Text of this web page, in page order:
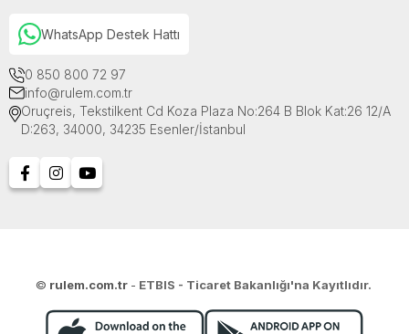
WhatsApp Destek Hattı
0 850 800 72 97
info@rulem.com.tr
Oruçreis, Tekstilkent Cd Koza Plaza No:264 B Blok Kat:26 12/A
D:263, 34000, 34235 Esenler/İstanbul
© rulem.com.tr - ETBIS - Ticaret Bakanlığı'na Kayıtlıdır.